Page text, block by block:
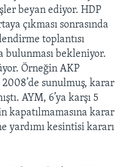
beyan ediyor. HDP
çıkması sonrasında
toplantısı
bulunması bekleniyor.
Örneğin AKP
sunulmuş, karar
AYM, 6’ya karşı 5
kapatılmamasına karar
yardımı kesintisi kararı